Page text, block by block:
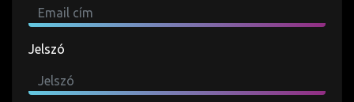
Jelszó